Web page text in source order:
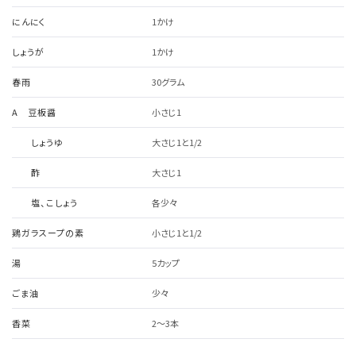
にんにく 1かけ
しょうが 1かけ
春雨 30グラム
A 豆板醤 小さじ1
しょうゆ 大さじ1と1/2
酢 大さじ1
塩、こしょう 各少々
鶏ガラスープの素 小さじ1と1/2
湯 5カップ
ごま油 少々
香菜 2～3本